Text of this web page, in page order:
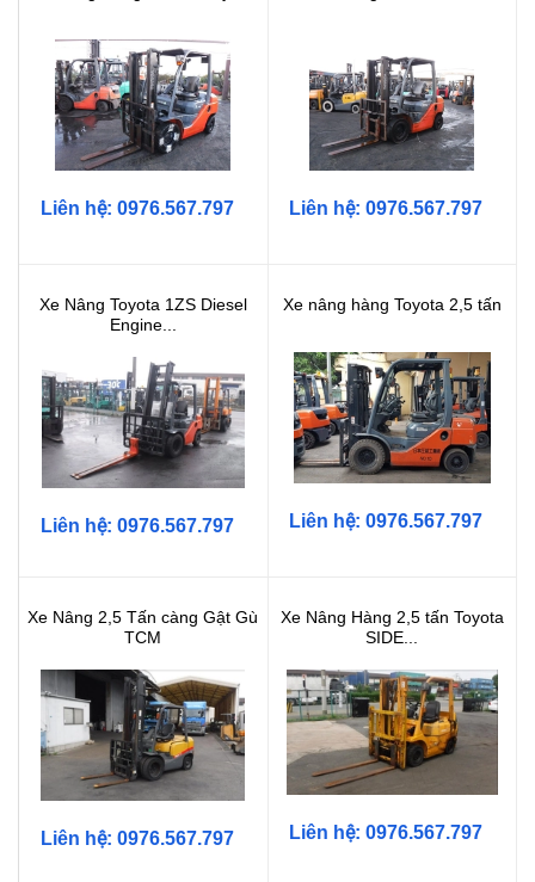
Liên hệ: 0976.567.797 Liên hệ: 0976.567.797
Xe Nâng Toyota 1ZS Diesel
Engine...
Liên hệ: 0976.567.797
Xe nâng hàng Toyota 2,5 tấn
Liên hệ: 0976.567.797
Xe Nâng 2,5 Tấn càng Gật Gù
TCM
Liên hệ: 0976.567.797
Xe Nâng Hàng 2,5 tấn Toyota
SIDE...
Liên hệ: 0976.567.797